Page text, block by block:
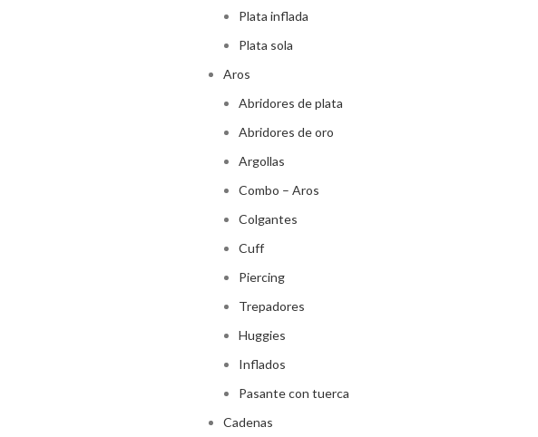
Plata inflada
Plata sola
Aros
Abridores de plata
Abridores de oro
Argollas
Combo – Aros
Colgantes
Cuff
Piercing
Trepadores
Huggies
Inflados
Pasante con tuerca
Cadenas